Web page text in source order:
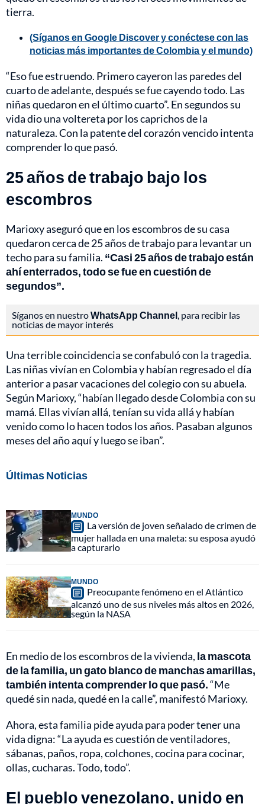
tierra.
(Síganos en Google Discover y conéctese con las
noticias más importantes de Colombia y el mundo)
“Eso fue estruendo. Primero cayeron las paredes del
cuarto de adelante, después se fue cayendo todo. Las
niñas quedaron en el último cuarto”. En segundos su
vida dio una voltereta por los caprichos de la
naturaleza. Con la patente del corazón vencido intenta
comprender lo que pasó.
25 años de trabajo bajo los
escombros
Marioxy aseguró que en los escombros de su casa
quedaron cerca de 25 años de trabajo para levantar un
techo para su familia. “Casi 25 años de trabajo están
ahí enterrados, todo se fue en cuestión de
segundos”.
Síganos en nuestroWhatsApp Channel , para recibir las
noticias de mayor interés
Una terrible coincidencia se confabuló con la tragedia.
Las niñas vivían en Colombia y habían regresado el día
anterior a pasar vacaciones del colegio con su abuela.
Según Marioxy, “habían llegado desde Colombia con su
mamá. Ellas vivían allá, tenían su vida allá y habían
venido como lo hacen todos los años. Pasaban algunos
meses del año aquí y luego se iban”.
Últimas Noticias
MUNDO
La versión de joven señalado de crimen de
mujer hallada en una maleta: su esposa ayudó
a capturarlo
MUNDO
Preocupante fenómeno en el Atlántico
alcanzó uno de sus niveles más altos en 2026,
según la NASA
En medio de los escombros de la vivienda, la mascota
de la familia, un gato blanco de manchas amarillas,
también intenta comprender lo que pasó.“Me
quedé sin nada, quedé en la calle”, manifestó Marioxy.
Ahora, esta familia pide ayuda para poder tener una
vida digna: “La ayuda es cuestión de ventiladores,
sábanas, paños, ropa, colchones, cocina para cocinar,
ollas, cucharas. Todo, todo”.
El pueblo venezolano, unido en